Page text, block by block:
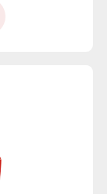
корешком и
с